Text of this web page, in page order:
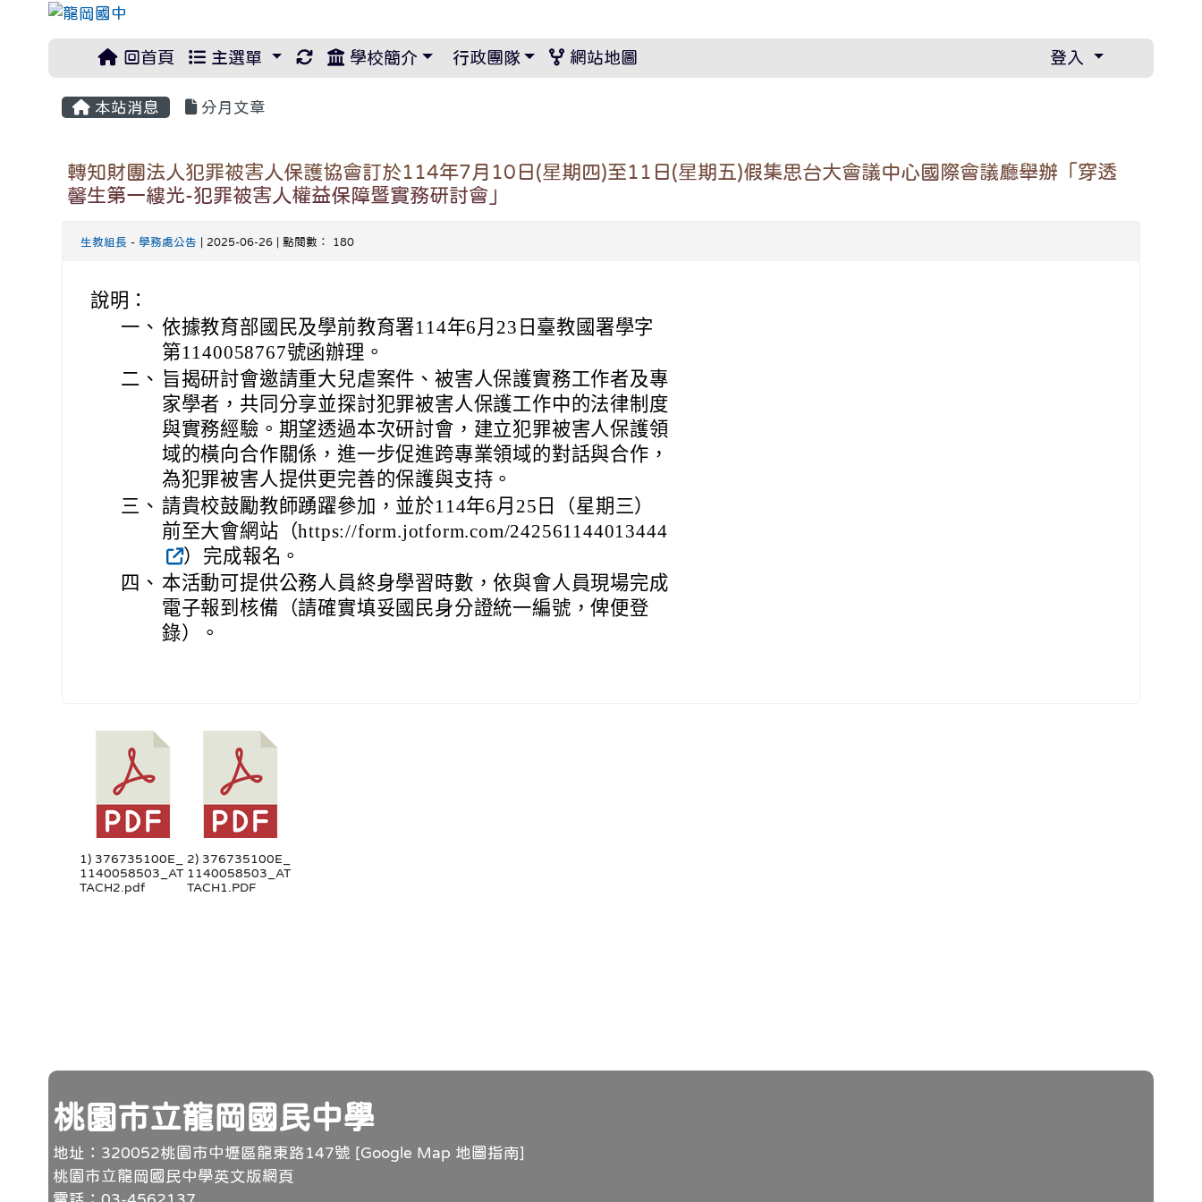
回首頁 主選單 重新取得佈景設定
學校簡介 行政團隊 網站地圖 登入
本站消息 分月文章
轉知財團法人犯罪被害人保護協會訂於114年7月10日(星期四)至11日(星期五)假集思台大會議中心國際會議廳舉辦「穿透
馨生第一縷光-犯罪被害人權益保障暨實務研討會」
生教組長 - 學務處公告 | 2025-06-26 | 點閱數： 180
說明：
一、 依據教育部國民及學前教育署114年6月23日臺教國署學字
第1140058767號函辦理。
二、 旨揭研討會邀請重大兒虐案件、被害人保護實務工作者及專
家學者，共同分享並探討犯罪被害人保護工作中的法律制度
與實務經驗。期望透過本次研討會，建立犯罪被害人保護領
域的橫向合作關係，進一步促進跨專業領域的對話與合作，
為犯罪被害人提供更完善的保護與支持。
三、 請貴校鼓勵教師踴躍參加，並於114年6月25日（星期三）
前至大會網站（https://form.jotform.com/242561144013444
）完成報名。
四、 本活動可提供公務人員終身學習時數，依與會人員現場完成
電子報到核備（請確實填妥國民身分證統一編號，俾便登
錄）。
1) 376735100E_
1140058503_AT
TACH2.pdf
2) 376735100E_
1140058503_AT
TACH1.PDF
頁尾
桃園市立龍岡國民中學
地址：320052桃園市中壢區龍東路147號 [Google Map 地圖指南]
桃園市立龍岡國民中學英文版網頁